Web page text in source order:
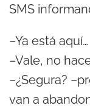
SMS
–Ya está aquí…
–Vale, no
–¿Segura?
van a